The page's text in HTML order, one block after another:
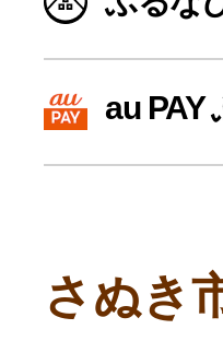
ふるさと納
給与所
au PAY
さぬき